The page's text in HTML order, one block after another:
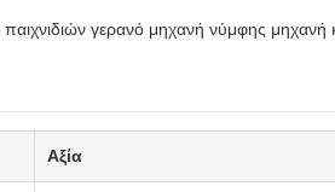
γερανό μηχανή νύμφης μηχανή
Αξία